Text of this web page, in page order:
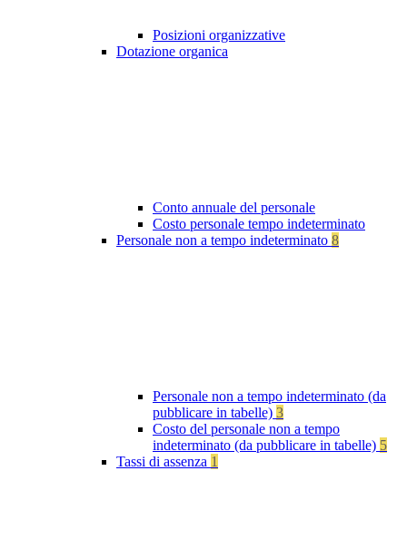
Posizioni organizzative
Dotazione organica
Conto annuale del personale
Costo personale tempo indeterminato
Personale non a tempo indeterminato 8
Personale non a tempo indeterminato (da
pubblicare in tabelle) 3
Costo del personale non a tempo
indeterminato (da pubblicare in tabelle) 5
Tassi di assenza 1